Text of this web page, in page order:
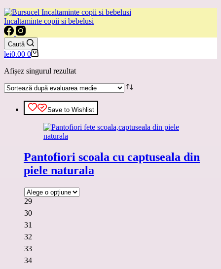
Incaltaminte copii si bebelusi
Caută
Coș
cumpărături
lei0.00 0
Afișez singurul rezultat
Save to Wishlist
Pantofiori scoala cu captuseala din
piele naturala
29
30
31
32
33
34